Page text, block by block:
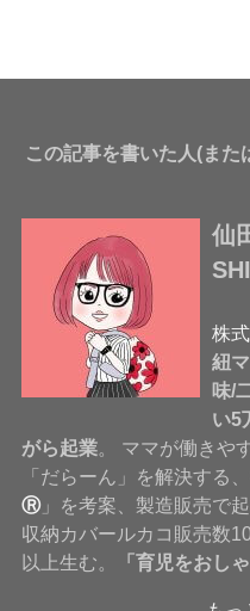
この記事を書いた人(また
仙
株
紐
味/
い5
がら起業。 ママが働きや
「だらーん」を解決する
Ⓡ」を考案、製造販売で
収納カバールカコ販売数
以上生む。
「育児をおし